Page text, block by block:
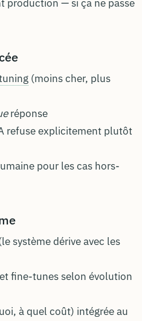
(moins cher, plus
réponse
refuse explicitement plutôt
pour les cas hors-
système dérive avec les
fine-tunes selon évolution
à quel coût) intégrée au